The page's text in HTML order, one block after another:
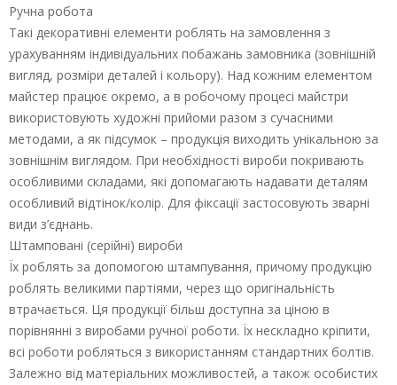
Ручна робота
Такі декоративні елементи роблять на замовлення з
урахуванням індивідуальних побажань замовника (зовнішній
вигляд, розміри деталей і кольору). Над кожним елементом
майстер працює окремо, а в робочому процесі майстри
використовують художні прийоми разом з сучасними
методами, а як підсумок – продукція виходить унікальною за
зовнішнім виглядом. При необхідності вироби покривають
особливими складами, які допомагають надавати деталям
особливий відтінок/колір. Для фіксації застосовують зварні
види з’єднань.
Штамповані (серійні) вироби
Їх роблять за допомогою штампування, причому продукцію
роблять великими партіями, через що оригінальність
втрачається. Ця продукції більш доступна за ціною в
порівнянні з виробами ручної роботи. Їх нескладно кріпити,
всі роботи робляться з використанням стандартних болтів.
Залежно від матеріальних можливостей, а також особистих